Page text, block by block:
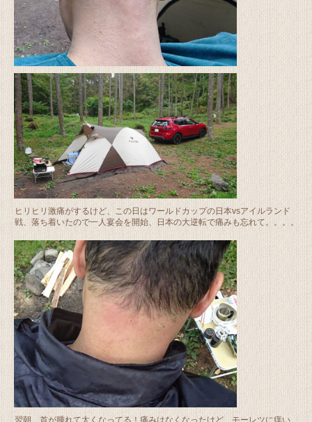
ヒリヒリ激痛がするけど、この日はワールドカップの日本vsアイルランド
戦、落ち着いたので一人宴会を開始、日本の大逆転で痛みも忘れて。。。。